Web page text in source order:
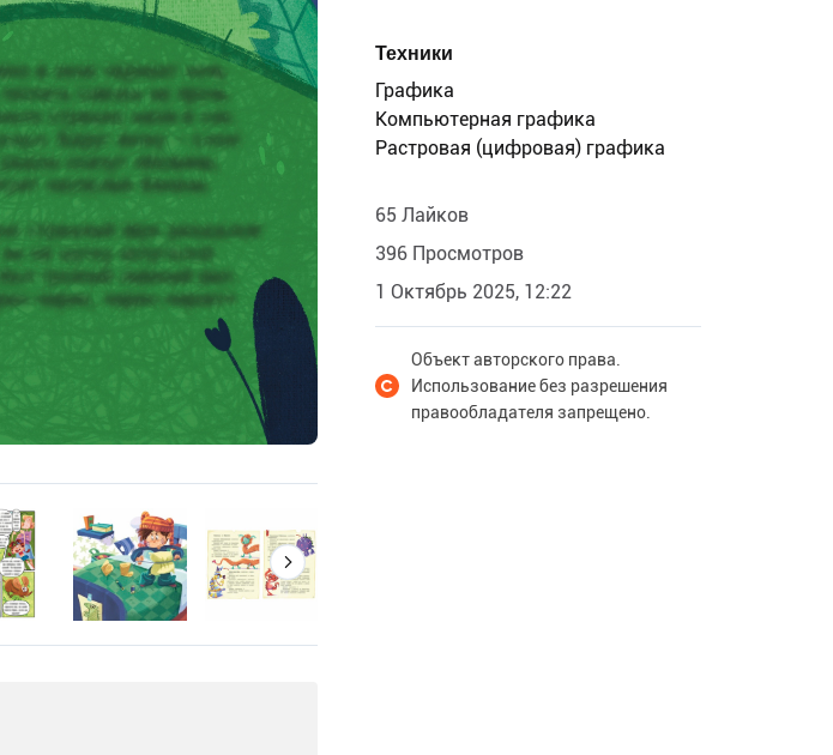
Техники
Графика
Компьютерная графика
Растровая (цифровая) графика
65 Лайков
396 Просмотров
1 Октябрь 2025, 12:22
Объект авторского права.
Использование без разрешения
правообладателя запрещено.